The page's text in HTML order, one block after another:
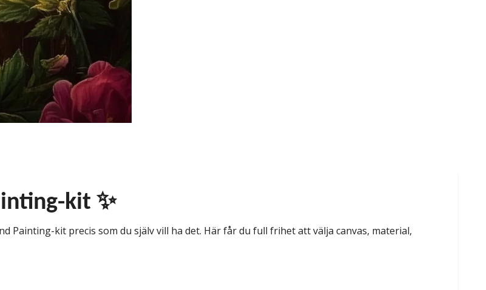
kit ✨
Painting-kit precis som du själv vill ha det. Här får du full frihet att välja canvas, material,